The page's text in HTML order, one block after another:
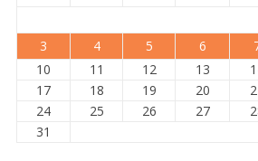
3
4 5 6
10
11 12 13
17
18 19 20
24
25 26 27
31